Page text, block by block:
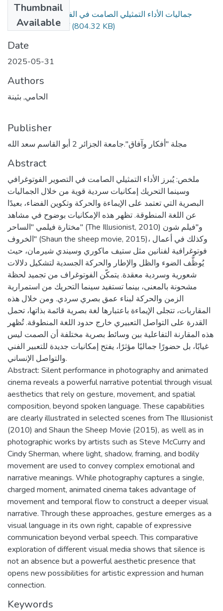
Thumbnail
Available
-D-D-D-جماليات الأداء التمثيلي الصامت في الفوتوغرافيا
وسينما التحريك.pdf(804.32 KB)
Date
2025-05-31
Authors
الحامي, بثينة
Publisher
مجلة "أفكار وآفاق".جامعة الجزائر 2 أبو القاسم سعد الله
Abstract
ملخص: يُبرز الأداء التمثيلي الصامت في التصوير الفوتوغرافي
وسينما التحريك إمكانيات سردية قوية من خلال الجماليات
البصرية التي تعتمد على الإيماءة والحركة وتكوين الفضاء، بعيدًا
عن اللغة المنطوقة. تظهر هذه الإمكانيات بوضوح في مشاهد
مختارة فيلمي "الساحر" (The Illusionist, 2010) و"فيلم شون
الخروف" (Shaun the sheep movie, 2015)، وكذلك في أعمال
فوتوغرافية لفنانين مثل ستيف ماكوري وسيندي شيرمان، حيث
يُوظَّف الضوء والظل والإطار والحركة الجسدية لتشكيل دلالات
شعورية وسردية معقدة. يتمكّن الفوتوغراف من تجميد لحظة
مشحونة بالمعنى، بينما تستفيد سينما التحريك من استمرارية
الزمن والحركة لبناء عمق بصري سردي. ومن خلال هذه
المقاربات، تتجلى الإيماءة باعتبارها لغة بصرية قائمة بذاتها، تحمل
القدرة على التواصل التعبيري خارج حدود اللغة المنطوقة. تُظهر
هذه المقارنة التفاعلية بين وسائط بصرية مختلفة أن الصمت ليس
غيابًا، بل حضورًا جماليًا مؤثرًا، يفتح إمكانيات جديدة للتعبير الفني
والتواصل الإنساني.
Abstract: Silent performance in photography and animated
cinema reveals a powerful narrative potential through visual
aesthetics that rely on gesture, movement, and spatial
composition, beyond spoken language. These capabilities
are clearly illustrated in selected scenes from The Illusionist
(2010) and Shaun the Sheep Movie (2015), as well as in
photographic works by artists such as Steve McCurry and
Cindy Sherman, where light, shadow, framing, and bodily
movement are used to convey complex emotional and
narrative meanings. While photography captures a single,
charged moment, animated cinema takes advantage of
movement and temporal flow to construct a deeper visual
narrative. Through these approaches, gesture emerges as a
visual language in its own right, capable of expressive
communication beyond verbal speech. This comparative
exploration of different visual media shows that silence is
not an absence but a powerful aesthetic presence that
opens new possibilities for artistic expression and human
connection.
Keywords